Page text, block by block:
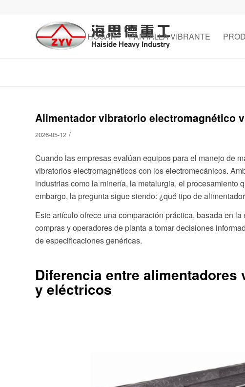
HOGAR PANTALLA VIBRANTE
Alimentador vibratorio electromagnético
2026-05-12 /
Cuando las empresas evalúan equipos para el manejo de
vibratorios electromagnéticos con los electromecánicos.
industrias como la minería, la metalurgia, el procesamiento
embargo, la pregunta sigue siendo: ¿qué tipo de
Este artículo ofrece una comparación práctica, basada en
compras y operadores de planta a tomar decisiones
de especificaciones genéricas.
Diferencia entre
y eléctricos